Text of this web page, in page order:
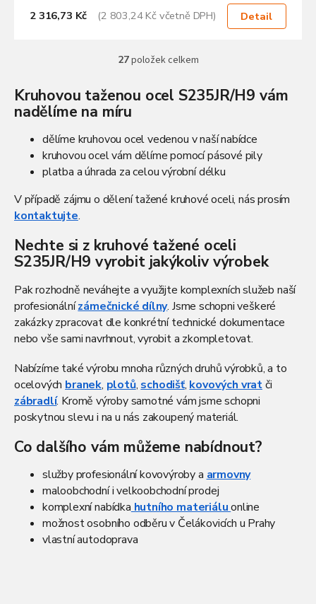
2 316,73 Kč (2 803,24 Kč včetně DPH) Detail
O
l
á
c
í
p
v
v
ý
p
s
u
27položek celkem
Kruhovou taženou ocel S235JR/H9 vám
nadělíme na míru
dělíme kruhovou ocel vedenou v naší nabídce
kruhovou ocel vám dělíme pomocí pásové pily
platba a úhrada za celou výrobní délku
V případě zájmu o dělení tažené kruhové oceli, nás prosím
kontaktujte.
Nechte si z kruhové tažené oceli
S235JR/H9 vyrobit jakýkoliv výrobek
Pak rozhodně neváhejte a využijte komplexních služeb naší
profesionálnízámečnické dílny. Jsme schopni veškeré
zakázky zpracovat dle konkrétní technické dokumentace
nebo vše sami navrhnout, vyrobit a zkompletovat.
Nabízíme také výrobu mnoha různých druhů výrobků, a to
ocelových branek, plotů, schodišť, kovových vratči
zábradlí. Kromě výroby samotné vám jsme schopni
poskytnou slevu i na u nás zakoupený materiál.
Co dalšího vám můžeme nabídnout?
služby profesionální kovovýroby aarmovny
maloobchodní i velkoobchodní prodej
komplexní nabídkahutního materiáluonline
možnost osobního odběru v Čelákovicích u Prahy
vlastní autodoprava